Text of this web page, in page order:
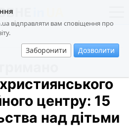
відправляти вам сповіщення про
Заборонити Дозволити
суспільство
події
кримінал
техно
центру: 15
над дітьми